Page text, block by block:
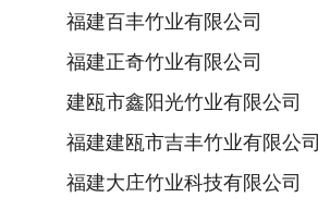
福建百丰竹业有限公司
福建正奇竹业有限公司
建瓯市鑫阳光竹业有限公司
福建建瓯市吉丰竹业有限公司
福建大庄竹业科技有限公司